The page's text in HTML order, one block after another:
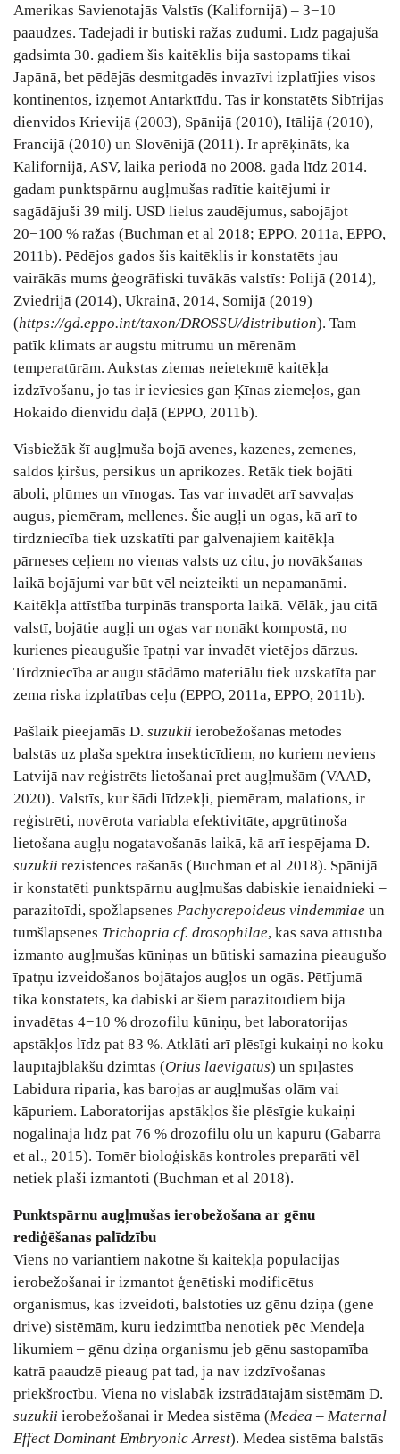
Amerikas Savienotajās Valstīs (Kalifornijā) – 3−10
paaudzes. Tādējādi ir būtiski ražas zudumi. Līdz pagājušā
gadsimta 30. gadiem šis kaitēklis bija sastopams tikai
Japānā, bet pēdējās desmitgadēs invazīvi izplatījies visos
kontinentos, izņemot Antarktīdu. Tas ir konstatēts Sibīrijas
dienvidos Krievijā (2003), Spānijā (2010), Itālijā (2010),
Francijā (2010) un Slovēnijā (2011). Ir aprēķināts, ka
Kalifornijā, ASV, laika periodā no 2008. gada līdz 2014.
gadam punktspārnu augļmušas radītie kaitējumi ir
sagādājuši 39 milj. USD lielus zaudējumus, sabojājot
20−100 % ražas (Buchman et al 2018; EPPO, 2011a, EPPO,
2011b). Pēdējos gados šis kaitēklis ir konstatēts jau
vairākās mums ģeogrāfiski tuvākās valstīs: Polijā (2014),
Zviedrijā (2014), Ukrainā, 2014, Somijā (2019)
(https://gd.eppo.int/taxon/DROSSU/distribution). Tam
patīk klimats ar augstu mitrumu un mērenām
temperatūrām. Aukstas ziemas neietekmē kaitēkļa
izdzīvošanu, jo tas ir ieviesies gan Ķīnas ziemeļos, gan
Hokaido dienvidu daļā (EPPO, 2011b).
Visbiežāk šī augļmuša bojā avenes, kazenes, zemenes,
saldos ķiršus, persikus un aprikozes. Retāk tiek bojāti
āboli, plūmes un vīnogas. Tas var invadēt arī savvaļas
augus, piemēram, mellenes. Šie augļi un ogas, kā arī to
tirdzniecība tiek uzskatīti par galvenajiem kaitēkļa
pārneses ceļiem no vienas valsts uz citu, jo novākšanas
laikā bojājumi var būt vēl neizteikti un nepamanāmi.
Kaitēkļa attīstība turpinās transporta laikā. Vēlāk, jau citā
valstī, bojātie augļi un ogas var nonākt kompostā, no
kurienes pieaugušie īpatņi var invadēt vietējos dārzus.
Tirdzniecība ar augu stādāmo materiālu tiek uzskatīta par
zema riska izplatības ceļu (EPPO, 2011a, EPPO, 2011b).
Pašlaik pieejamās D. suzukii ierobežošanas metodes
balstās uz plaša spektra insekticīdiem, no kuriem neviens
Latvijā nav reģistrēts lietošanai pret augļmušām (VAAD,
2020). Valstīs, kur šādi līdzekļi, piemēram, malations, ir
reģistrēti, novērota variabla efektivitāte, apgrūtinoša
lietošana augļu nogatavošanās laikā, kā arī iespējama D.
suzukii rezistences rašanās (Buchman et al 2018). Spānijā
ir konstatēti punktspārnu augļmušas dabiskie ienaidnieki –
parazitoīdi, spožlapsenes Pachycrepoideus vindemmiae un
tumšlapsenes Trichopria cf. drosophilae, kas savā attīstībā
izmanto augļmušas kūniņas un būtiski samazina pieaugušo
īpatņu izveidošanos bojātajos augļos un ogās. Pētījumā
tika konstatēts, ka dabiski ar šiem parazitoīdiem bija
invadētas 4−10 % drozofilu kūniņu, bet laboratorijas
apstākļos līdz pat 83 %. Atklāti arī plēsīgi kukaiņi no koku
laupītājblakšu dzimtas (Orius laevigatus) un spīļastes
Labidura riparia, kas barojas ar augļmušas olām vai
kāpuriem. Laboratorijas apstākļos šie plēsīgie kukaiņi
nogalināja līdz pat 76 % drozofilu olu un kāpuru (Gabarra
et al., 2015). Tomēr bioloģiskās kontroles preparāti vēl
netiek plaši izmantoti (Buchman et al 2018).
Punktspārnu augļmušas ierobežošana ar gēnu
rediģēšanas palīdzību
Viens no variantiem nākotnē šī kaitēkļa populācijas
ierobežošanai ir izmantot ģenētiski modificētus
organismus, kas izveidoti, balstoties uz gēnu dziņa (gene
drive) sistēmām, kuru iedzimtība nenotiek pēc Mendeļa
likumiem – gēnu dziņa organismu jeb gēnu sastopamība
katrā paaudzē pieaug pat tad, ja nav izdzīvošanas
priekšrocību. Viena no vislabāk izstrādātajām sistēmām D.
suzukii ierobežošanai ir Medea sistēma (Medea – Maternal
Effect Dominant Embryonic Arrest). Medea sistēma balstās